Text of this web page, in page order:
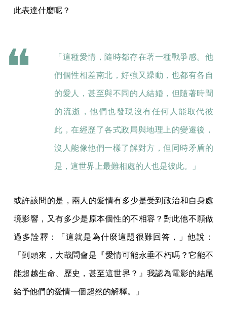
此表達什麼呢？
「這種愛情，隨時都存在著一種戰爭感。他
們個性相差南北，好強又躁動，也都有各自
的愛人，甚至與不同的人結婚，但隨著時間
的流逝，他們也發現沒有任何人能取代彼
此，在經歷了各式政局與地理上的變遷後，
沒人能像他們一樣了解對方，但同時矛盾的
是，這世界上最難相處的人也是彼此。」
或許該問的是，兩人的愛情有多少是受到政治和自身處
境影響，又有多少是原本個性的不相容？對此他不願做
過多詮釋：「這就是為什麼這題很難回答，」他說：
「到頭來，大哉問會是『愛情可能永垂不朽嗎？它能不
能超越生命、歷史，甚至這世界？』我認為電影的結尾
給予他們的愛情一個超然的解釋。」